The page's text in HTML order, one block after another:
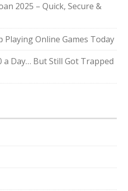
2025 – Quick, Secure &
Playing Online Games Today
a Day… But Still Got Trapped